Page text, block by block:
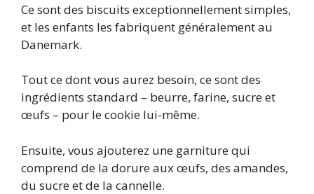
Ce sont des biscuits exceptionnellement simples,
et les enfants les fabriquent généralement au
Danemark.
Tout ce dont vous aurez besoin, ce sont des
ingrédients standard – beurre, farine, sucre et
œufs – pour le cookie lui-même.
Ensuite, vous ajouterez une garniture qui
comprend de la dorure aux œufs, des amandes,
du sucre et de la cannelle.